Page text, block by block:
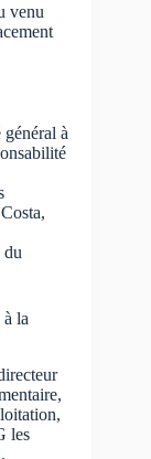
venu
à
du
la
les